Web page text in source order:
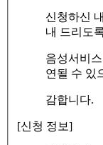
신청하신
내 드리도
음성서비
연될 수 있
감합니다.
[신청 정보]